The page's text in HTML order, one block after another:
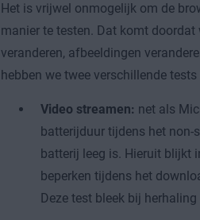
Het is vrijwel onmogelijk om de
manier te testen. Dat komt
veranderen, afbeeldingen
hebben we twee verschillende
Video streamen: net als
batterijduur tijdens het non-
batterij leeg is. Hieruit blijkt
beperken tijdens het
Deze test bleek bij